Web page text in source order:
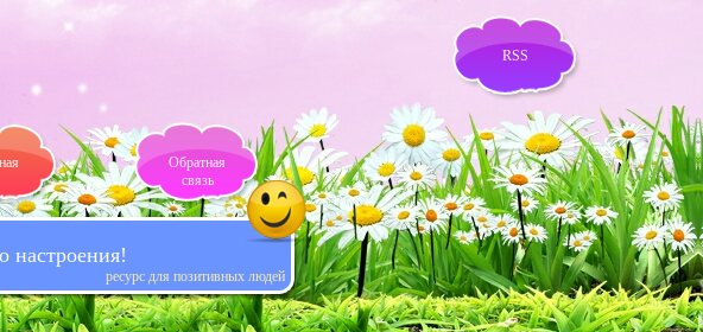
настроения!
ресурс для позитивных людей
RSS
Обратная
связь